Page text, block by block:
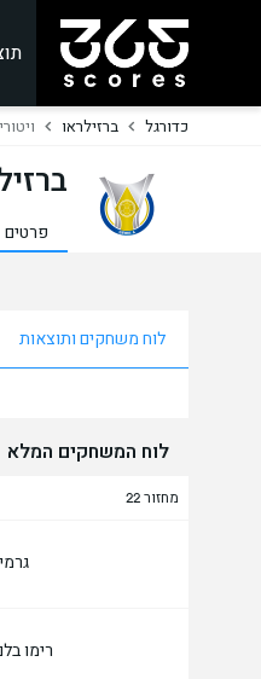
כדורגל ברזילראו
פרטים
לוח משחקים ותוצאות
לוח המשחקים המלא
מחזור 22
רימו